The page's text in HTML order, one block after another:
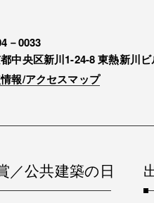
－0033
中央区新川1-24-8 東熱新川
報/アクセスマップ
／公共建築の日